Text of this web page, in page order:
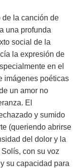
de la canción de
una profunda
social de la
la expresión de
en el
imágenes poéticas
un amor no
El
y sumido
(queriendo abrirse
del dolor y la
con su voz
su capacidad para